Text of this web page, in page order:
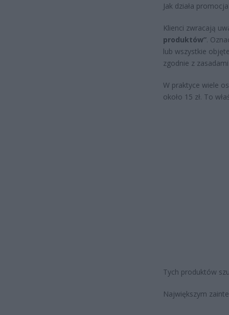
Jak działa
Klienci zwracają
produktów”.
lub wszystkie
zgodnie z
W praktyce wiele
około 15 zł. To
Tych produktów
Największym